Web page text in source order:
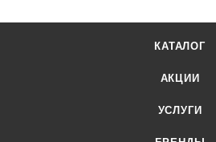
КАТАЛОГ
АКЦИИ
УСЛУГИ